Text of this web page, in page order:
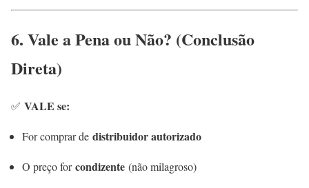
6. Vale a Pena ou Não? (Conclusão
Direta)
✅ VALE se:
For comprar de distribuidor autorizado
O preço forcondizente (não milagroso)